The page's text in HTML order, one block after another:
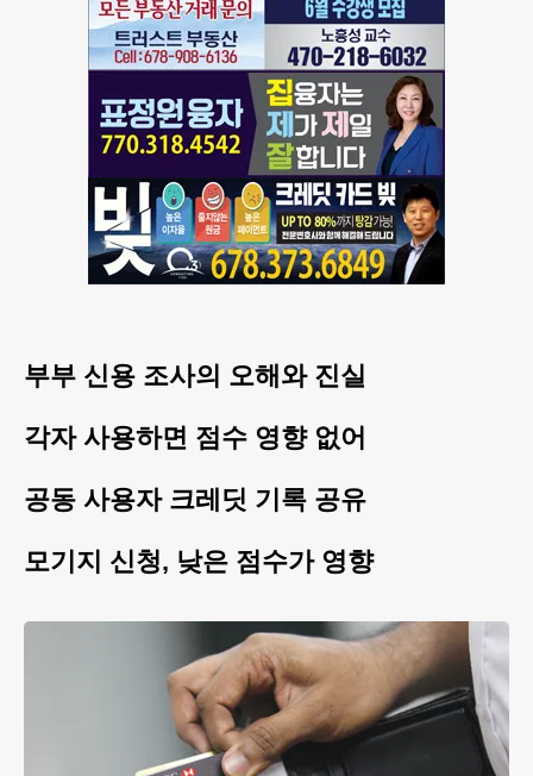
부부 신용 조사의 오해와 진실
각자 사용하면 점수 영향 없어
공동 사용자 크레딧 기록 공유
모기지 신청, 낮은 점수가 영향